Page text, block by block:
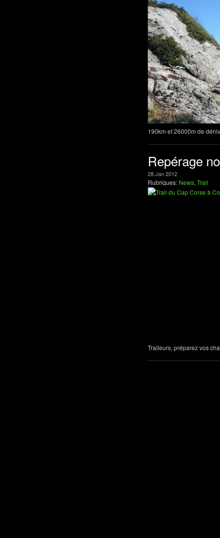
190km et 26000m de
Repérage
28Jan2012
Rubriques: News, Trail
Traileurs, préparez vos